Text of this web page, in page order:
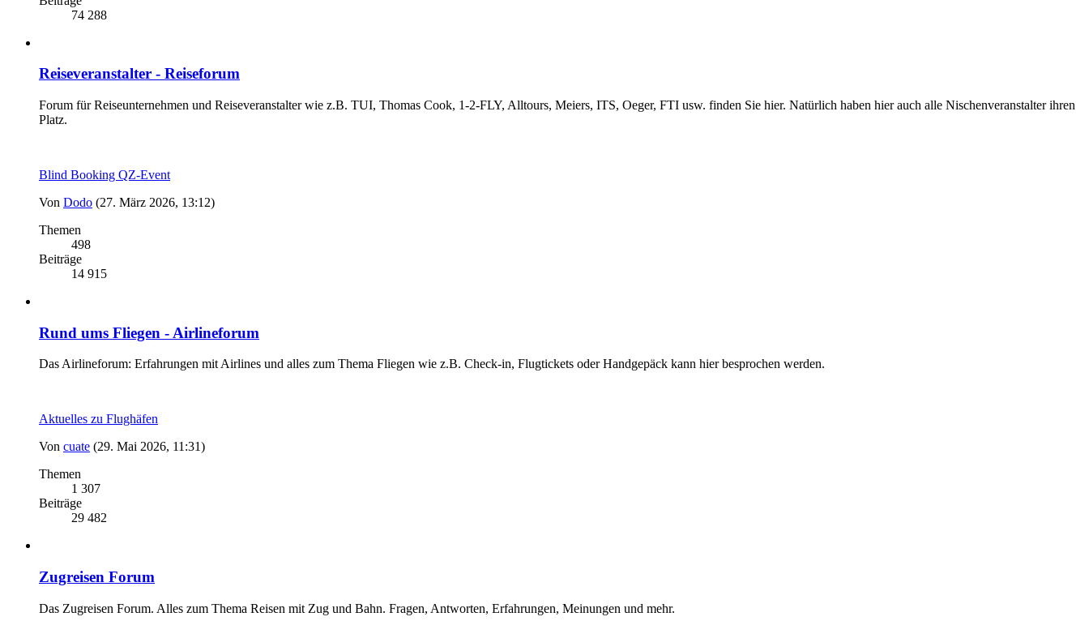
74 288
Reiseveranstalter - Reiseforum
Forum für Reiseunternehmen und Reiseveranstalter wie z.B. TUI, Thomas Cook, 1-2-FLY, Alltours, Meiers, ITS, Oeger, FTI usw. finden Sie hier. Natürlich haben hier auch alle Nischenveranstalter ihren
Platz.
Blind Booking QZ-Event
Von Dodo (27. März 2026, 13:12)
Themen
498
Beiträge
14 915
Rund ums Fliegen - Airlineforum
Das Airlineforum: Erfahrungen mit Airlines und alles zum Thema Fliegen wie z.B. Check-in, Flugtickets oder Handgepäck kann hier besprochen werden.
Aktuelles zu Flughäfen
Von cuate (29. Mai 2026, 11:31)
Themen
1 307
Beiträge
29 482
Zugreisen Forum
Das Zugreisen Forum. Alles zum Thema Reisen mit Zug und Bahn. Fragen, Antworten, Erfahrungen, Meinungen und mehr.